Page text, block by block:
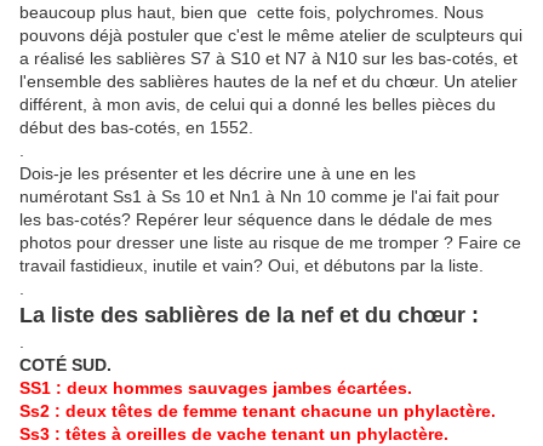
beaucoup plus haut, bien que cette fois, polychromes. Nous
pouvons déjà postuler que c'est le même atelier de sculpteurs qui
a réalisé les sablières S7 à S10 et N7 à N10 sur les bas-cotés, et
l'ensemble des sablières hautes de la nef et du chœur. Un atelier
différent, à mon avis, de celui qui a donné les belles pièces du
début des bas-cotés, en 1552.
.
Dois-je les présenter et les décrire une à une en les
numérotant Ss1 à Ss 10 et Nn1 à Nn 10 comme je l'ai fait pour
les bas-cotés? Repérer leur séquence dans le dédale de mes
photos pour dresser une liste au risque de me tromper ? Faire ce
travail fastidieux, inutile et vain? Oui, et débutons par la liste.
.
La liste des sablières de la nef et du chœur :
.
COTÉ SUD.
SS1 : deux hommes sauvages jambes écartées.
Ss2 : deux têtes de femme tenant chacune un phylactère.
Ss3 : têtes à oreilles de vache tenant un phylactère.